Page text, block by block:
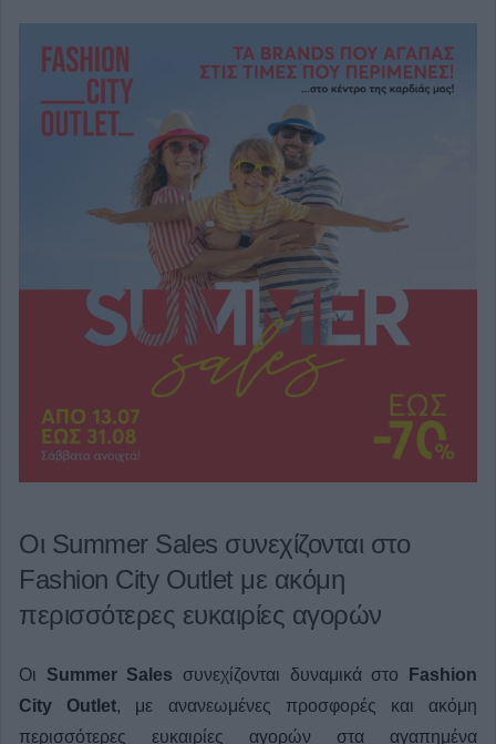
Οι Summer Sales συνεχίζονται στο
Fashion City Outlet με ακόμη
περισσότερες ευκαιρίες αγορών
Οι Summer Sales συνεχίζονται δυναμικά στο
Fashion
City Outlet, με ανανεωμένες προσφορές και ακόμη
περισσότερες ευκαιρίες αγορών στα αγαπημένα